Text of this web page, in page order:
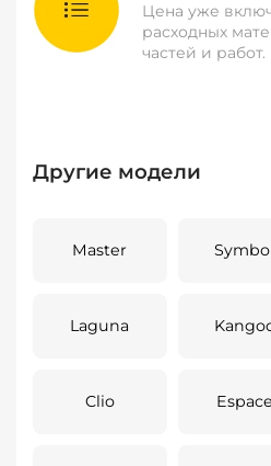
Цена уже
расходных
частей и работ.
Другие модели
Master
Laguna
Clio Espace